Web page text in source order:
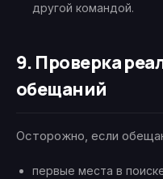
другой командой.
9. Проверка
обещаний
Осторожно, если
первые места в